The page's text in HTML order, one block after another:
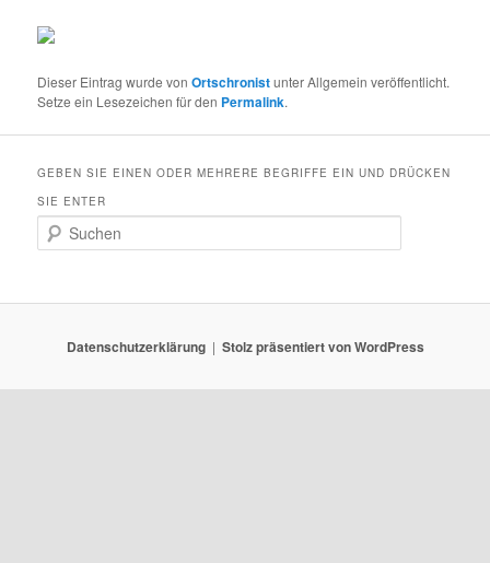
Dieser Eintrag wurde vonOrtschronistunter Allgemein veröffentlicht.
Setze ein Lesezeichen für den Permalink.
GEBEN SIE EINEN ODER MEHRERE BEGRIFFE EIN UND DRÜCKEN
SIE ENTER
u
e
Datenschutzerklärung Stolz präsentiert von WordPress